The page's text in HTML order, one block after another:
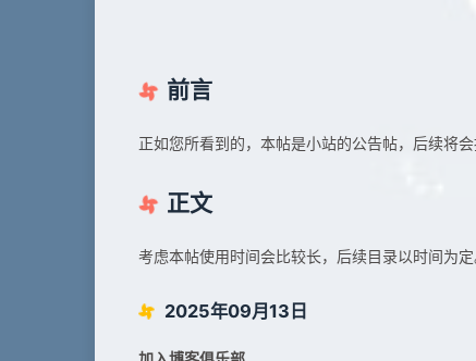
前言
正如您所看到的，本帖是小站的公告帖，后续将会
正文
考虑本帖使用时间会比较长，后续目录以时间为定
2025年09月13日